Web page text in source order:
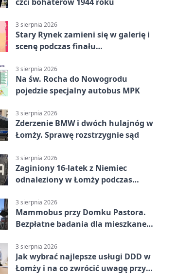
3 sierpnia 2026
Stary Rynek zamieni się w galerię i
scenę podczas finału
3 sierpnia 2026
Na św. Rocha do Nowogrodu
pojedzie specjalny autobus MPK
3 sierpnia 2026
Zderzenie BMW i dwóch hulajnóg w
Łomży. Sprawę rozstrzygnie sąd
3 sierpnia 2026
Zaginiony 16-latek z Niemiec
odnaleziony w Łomży podczas
3 sierpnia 2026
Mammobus przy Domku Pastora.
Bezpłatne badania dla mieszkanek
3 sierpnia 2026
Jak wybrać najlepsze usługi DDD w
Łomży i na co zwrócić uwagę przy